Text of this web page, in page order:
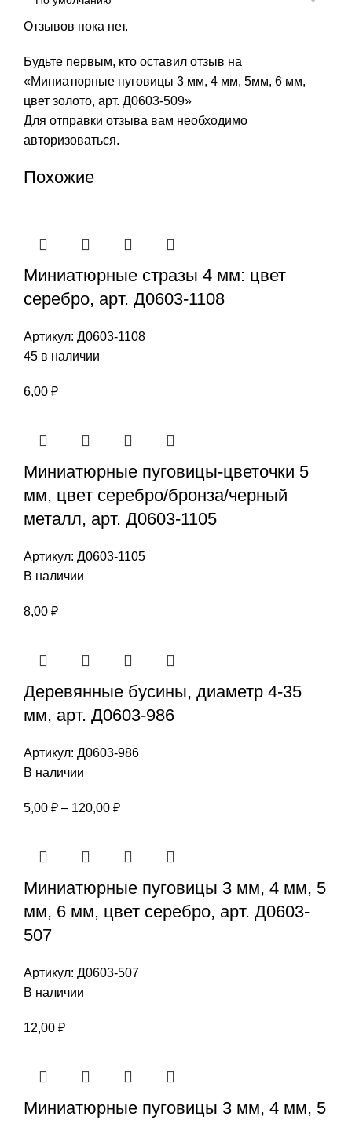
Отзывов пока нет.
Будьте первым, кто оставил отзыв на
«Миниатюрные пуговицы 3 мм, 4 мм, 5мм, 6 мм,
цвет золото, арт. Д0603-509»
Для отправки отзыва вам необходимо
авторизоваться.
Похожие
Миниатюрные стразы 4 мм: цвет
серебро, арт. Д0603-1108
Артикул: Д0603-1108
45 в наличии
6,00 ₽
Миниатюрные пуговицы-цветочки 5
мм, цвет серебро/бронза/черный
металл, арт. Д0603-1105
Артикул: Д0603-1105
В наличии
8,00 ₽
Деревянные бусины, диаметр 4-35
мм, арт. Д0603-986
Артикул: Д0603-986
В наличии
5,00 ₽ – 120,00 ₽Диапазон
–
120,00 ₽
Миниатюрные пуговицы 3 мм, 4 мм, 5
мм, 6 мм, цвет серебро, арт. Д0603-
507
Артикул: Д0603-507
В наличии
12,00 ₽
Миниатюрные пуговицы 3 мм, 4 мм, 5